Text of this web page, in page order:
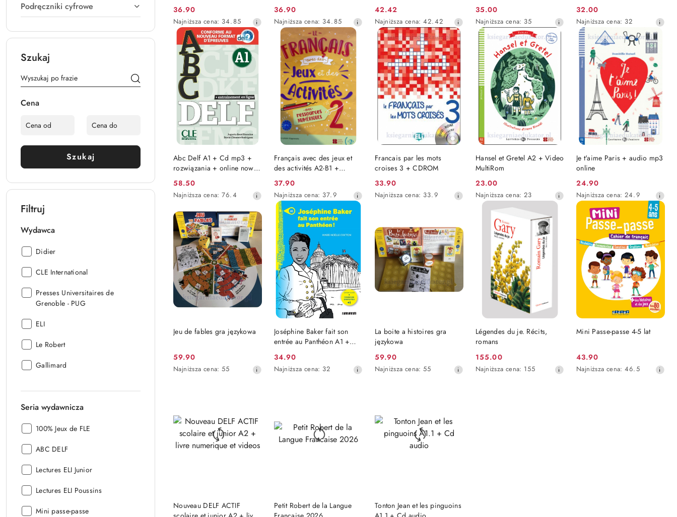
Podręczniki cyfrowe
Szukaj
Cena
Szukaj
Filtruj
Wydawca
Wydawca:
Didier
Wydawca:
CLE International
Wydawca:
Presses Universitaires de
Grenoble - PUG
Wydawca:
ELI
Wydawca:
Le Robert
Wydawca:
Gallimard
Seria wydawnicza
Seria
100% Jeux de FLE
Seria
ABC DELF
Seria
Lectures ELI Junior
Seria
Lectures ELI Poussins
Seria
Mini passe-passe
Cena
promocyjna:
36.90
Najniższa
cena
30
dni
przed
obniżką
Najniższa cena: 34.85
Cena
promocyjna:
36.90
Najniższa
cena
30
dni
przed
obniżką
Najniższa cena: 34.85
Cena
promocyjna:
42.42
Najniższa
cena
z
30
dni
przed
obniżką
Najniższa cena: 42.42
Cena
promocyjna:
35.00
Najniższa
cena
30
dni
przed
obniżką
Najniższa cena: 35
Cena
promocyjna:
32.00
Najniższa
cena
z
30
dni
przed
obniżką
Najniższa cena: 32
Abc Delf A1 + Cd mp3 +
rozwiązania + online nowa
Cena
promocyjna:
58.50
Najniższa
z
30
dni
przed
obniżką
Najniższa cena: 76.4
DO KOSZYKA
Français avec des jeux et
des activités A2-B1 +
Cena
promocyjna:
37.90
Najniższa
cena
30
dni
przed
obniżką
Najniższa cena: 37.9
DO KOSZYKA
Francais par les mots
croises 3 + CDROM
Cena
promocyjna:
33.90
Najniższa
dni
przed
obniżką
Najniższa cena: 33.9
DO KOSZYKA
Hansel et Gretel A2 + Video
MultiRom
Cena
promocyjna:
23.00
Najniższa
cena
obniżką
Najniższa cena: 23
DO KOSZYKA
Je t'aime Paris + audio mp3
online
Cena
promocyjna:
24.90
Najniższa
cena
przed
obniżką
Najniższa cena: 24.9
DO KOSZYKA
Jeu de fables gra językowa
Cena
promocyjna:
59.90
Najniższa
przed
obniżką
Najniższa cena: 55
DO KOSZYKA
Joséphine Baker fait son
entrée au Panthéon A1 +
Cena
promocyjna:
34.90
Najniższa
obniżką
Najniższa cena: 32
DO KOSZYKA
La boite a histoires gra
językowa
Cena
promocyjna:
59.90
Najniższa
przed
obniżką
Najniższa cena: 55
DO KOSZYKA
Légendes du je. Récits,
romans
Cena
promocyjna:
155.00
Najniższa
Najniższa cena: 155
DO KOSZYKA Mini Passe-passe 4-5 lat
Cena
promocyjna:
43.90
Najniższa
Najniższa cena: 46.5
DO KOSZYKA
Nouveau DELF ACTIF
DO KOSZYKA
Petit Robert de la Langue
DO KOSZYKA
Tonton Jean et les pinguoins
DO KOSZYKA